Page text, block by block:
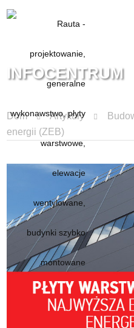
INFOCENTRUM
Dom Artykuły
energii (ZEB)